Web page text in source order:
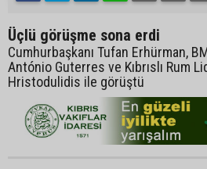
Üçlü görüşme sona erdi
Cumhurbaşkanı Tufan Erhürman,
António Guterres ve Kıbrıslı Rum
Hristodulidis ile görüştü